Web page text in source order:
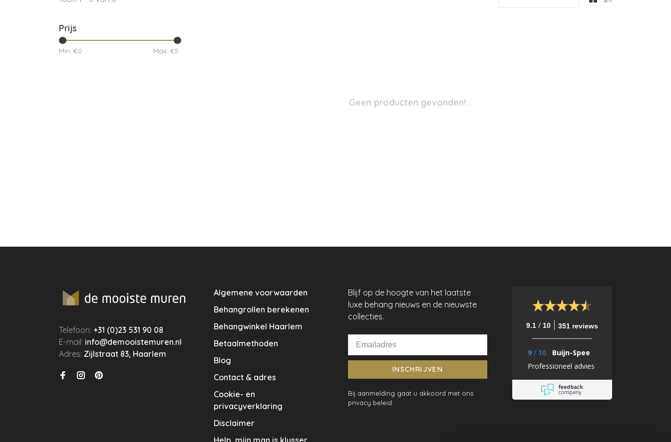
Prijs
Min: €0 Max: €5
Geen producten gevonden!...
Telefoon:+31 (0)23 531 90 08
E-mail: info@demooistemuren.nl
Adres:Zijlstraat 83, Haarlem
Algemene voorwaarden
Behangrollen berekenen
Behangwinkel Haarlem
Betaalmethoden
Blog
Contact & adres
Cookie- en
privacyverklaring
Disclaimer
Help, mijn man is klusser
Blijf op de hoogte van het laatste
luxe behang nieuws en de nieuwste
collecties.
INSCHRIJVEN
Bij aanmelding gaat u akkoord met ons
privacy beleid.
9.1 / 10 351 reviews
9 / 10
Buijn-Spee
Professioneel advies